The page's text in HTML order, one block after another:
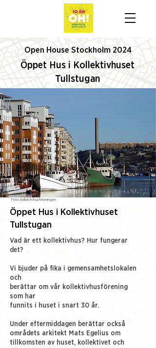
Open House Stockholm 2024
Öppet Hus i Kollektivhuset
Tullstugan
Foto:Kollektivhusföreningen
Öppet Hus i Kollektivhuset
Tullstugan
Vad är ett kollektivhus? Hur fungerar
det?
Vi bjuder på fika i gemensamhetslokalen
och
berättar om vår kollektivhusförening
som har
funnits i huset i snart 30 år.
Under eftermiddagen berättar också
områdets arkitekt Mats Egelius om
tillkomsten av huset, kollektivet och